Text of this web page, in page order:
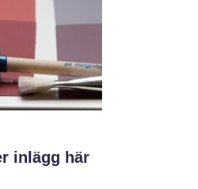
inlägg här